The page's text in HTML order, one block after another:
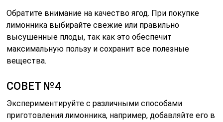
Обратите внимание на качество ягод. При покупке
лимонника выбирайте свежие или правильно
высушенные плоды, так как это обеспечит
максимальную пользу и сохранит все полезные
вещества.
СОВЕТ №4
Экспериментируйте с различными способами
приготовления лимонника, например, добавляйте его в